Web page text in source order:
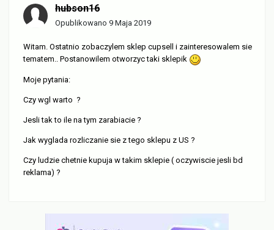
hubson16
Opublikowano 9 Maja 2019
Witam. Ostatnio zobaczylem sklep cupsell i zainteresowalem sie
tematem.. Postanowilem otworzyc taki sklepik
Moje pytania:
Czy wgl warto ?
Jesli tak to ile na tym zarabiacie ?
Jak wyglada rozliczanie sie z tego sklepu z US ?
Czy ludzie chetnie kupuja w takim sklepie ( oczywiscie jesli bd
reklama) ?